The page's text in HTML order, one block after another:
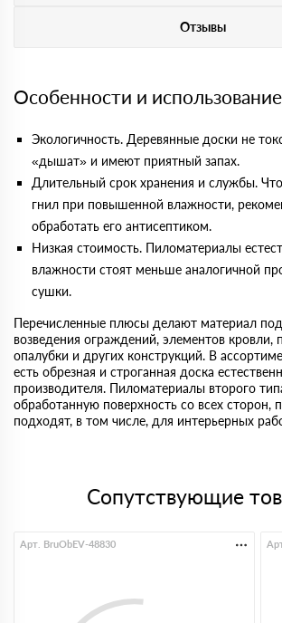
Отзывы
Особенности и
Экологичность. Деревянные доски не
«дышат» и имеют приятный запах.
Длительный срок хранения и службы.
гнил при повышенной влажности,
обработать его антисептиком.
Низкая стоимость. Пиломатериалы
влажности стоят меньше аналогичной
сушки.
Перечисленные плюсы делают материал
возведения ограждений, элементов кровли,
опалубки и других конструкций. В
есть обрезная и строганная доска
производителя. Пиломатериалы второго
обработанную поверхность со всех сторон,
подходят, в том числе, для интерьерных
Сопутствующие
Арт. BruObEV-48830